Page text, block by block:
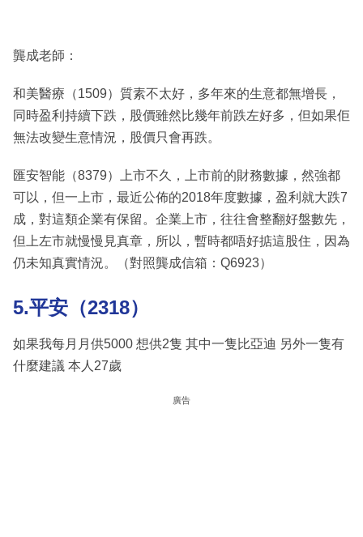
龔成老師：
和美醫療（1509）質素不太好，多年來的生意都無增長，
同時盈利持續下跌，股價雖然比幾年前跌左好多，但如果佢
無法改變生意情況，股價只會再跌。
匯安智能（8379）上市不久，上市前的財務數據，然強都
可以，但一上市，最近公佈的2018年度數據，盈利就大跌7
成，對這類企業有保留。企業上市，往往會整翻好盤數先，
但上左市就慢慢見真章，所以，暫時都唔好掂這股住，因為
仍未知真實情況。（對照龔成信箱：Q6923）
5.平安（2318）
如果我每月月供5000 想供2隻 其中一隻比亞迪 另外一隻有
什麼建議 本人27歲
廣告